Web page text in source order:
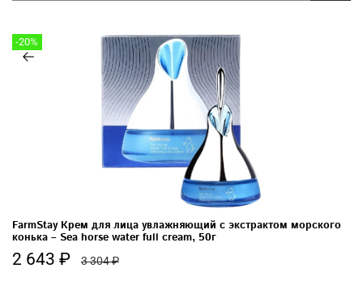
-20%
FarmStay Крем для лица увлажняющий с экстрактом морского
конька – Sea horse water full cream, 50г
2 643 ₽ 3 304 ₽